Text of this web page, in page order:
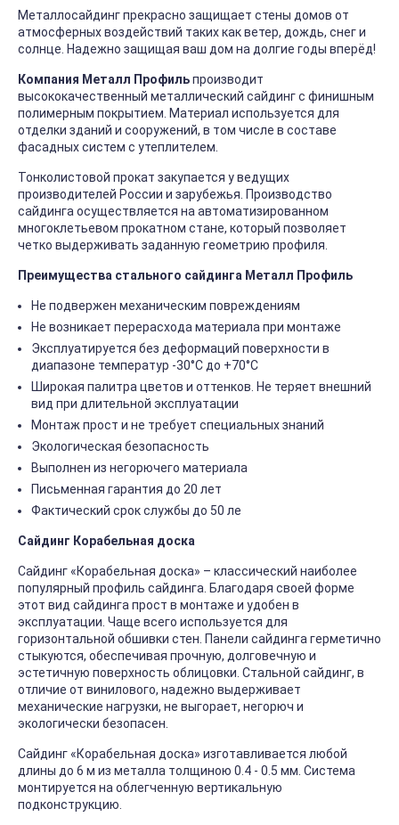
Металлосайдинг прекрасно защищает стены домов от
атмосферных воздействий таких как ветер, дождь, снег и
солнце. Надежно защищая ваш дом на долгие годы вперёд!
Компания Металл Профильпроизводит
высококачественный металлический сайдинг с финишным
полимерным покрытием. Материал используется для
отделки зданий и сооружений, в том числе в составе
фасадных систем с утеплителем.
Тонколистовой прокат закупается у ведущих
производителей России и зарубежья. Производство
сайдинга осуществляется на автоматизированном
многоклетьевом прокатном стане, который позволяет
четко выдерживать заданную геометрию профиля.
Преимущества стального сайдинга Металл Профиль
Не подвержен механическим повреждениям
Не возникает перерасхода материала при монтаже
Эксплуатируется без деформаций поверхности в
диапазоне температур -30°C до +70°C
Широкая палитра цветов и оттенков. Не теряет внешний
вид при длительной эксплуатации
Монтаж прост и не требует специальных знаний
Экологическая безопасность
Выполнен из негорючего материала
Письменная гарантия до 20 лет
Фактический срок службы до 50 ле
Сайдинг Корабельная доска
Сайдинг «Корабельная доска» – классический наиболее
популярный профиль сайдинга. Благодаря своей форме
этот вид сайдинга прост в монтаже и удобен в
эксплуатации. Чаще всего используется для
горизонтальной обшивки стен. Панели сайдинга герметично
стыкуются, обеспечивая прочную, долговечную и
эстетичную поверхность облицовки. Стальной сайдинг, в
отличие от винилового, надежно выдерживает
механические нагрузки, не выгорает, негорюч и
экологически безопасен.
Сайдинг «Корабельная доска» изготавливается любой
длины до 6 м из металла толщиною 0.4 - 0.5 мм. Система
монтируется на облегченную вертикальную
подконструкцию.